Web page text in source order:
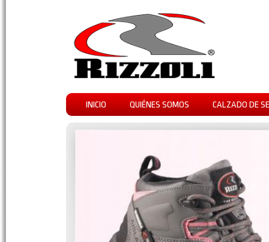
INICIO QUIÉNES SOMOS CALZADO DE